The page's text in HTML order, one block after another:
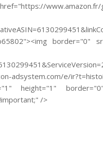
www.amazon.fr/
border="0"
e/
height="1"
/>